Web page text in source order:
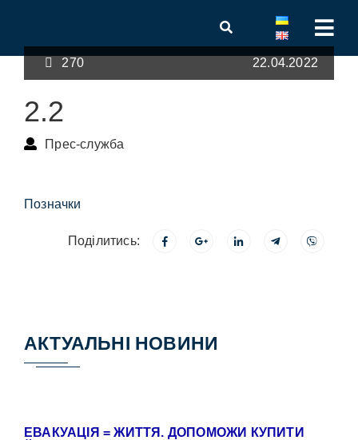
270 22.04.2022
2.2
Прес-служба
Позначки
Поділитись:
АКТУАЛЬНІ НОВИНИ
ЕВАКУАЦІЯ = ЖИТТЯ. ДОПОМОЖИ КУПИТИ